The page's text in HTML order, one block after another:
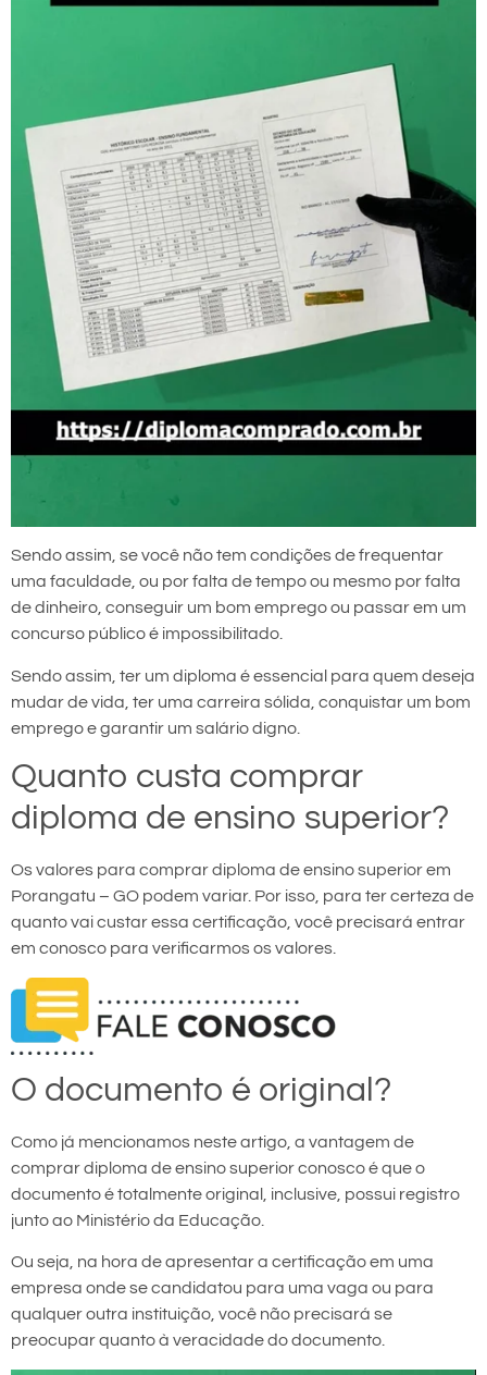
Sendo assim, se você não tem condições de frequentar
uma faculdade, ou por falta de tempo ou mesmo por falta
de dinheiro, conseguir um bom emprego ou passar em um
concurso público é impossibilitado.
Sendo assim, ter um diploma é essencial para quem deseja
mudar de vida, ter uma carreira sólida, conquistar um bom
emprego e garantir um salário digno.
Quanto custa comprar
diploma de ensino superior?
Os valores para comprar diploma de ensino superior em
Porangatu – GO podem variar. Por isso, para ter certeza de
quanto vai custar essa certificação, você precisará entrar
em conosco para verificarmos os valores.
O documento é original?
Como já mencionamos neste artigo, a vantagem de
comprar diploma de ensino superior conosco é que o
documento é totalmente original, inclusive, possui registro
junto ao Ministério da Educação.
Ou seja, na hora de apresentar a certificação em uma
empresa onde se candidatou para uma vaga ou para
qualquer outra instituição, você não precisará se
preocupar quanto à veracidade do documento.